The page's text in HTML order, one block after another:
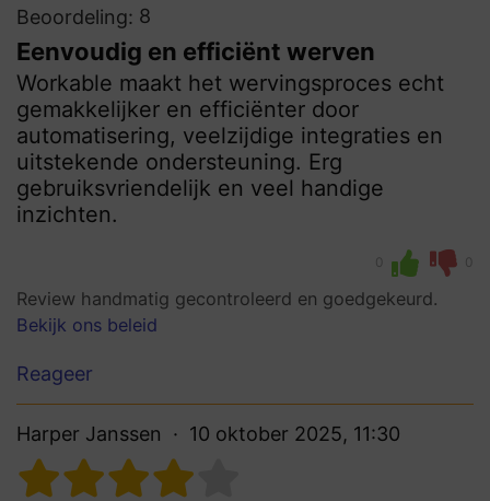
Beoordeling: 8
Eenvoudig en efficiënt werven
Workable maakt het wervingsproces echt
gemakkelijker en efficiënter door
automatisering, veelzijdige integraties en
uitstekende ondersteuning. Erg
gebruiksvriendelijk en veel handige
inzichten.
0 0
Review handmatig gecontroleerd en goedgekeurd.
Bekijk ons beleid
Reageer
Harper Janssen 10 oktober 2025, 11:30